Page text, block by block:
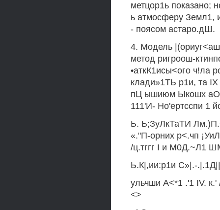
метцор1ь показано;
ь атмосферу Земл1,
- поясом астаро.дШ.
4. Модель
метод ригроош-
•аткК1исы<ого ч!ла
клади»1ТЬ р1и, та
пЦ ышиюм Ыкошх
111'И- Но'ертсспи 1
Ь. Ь;ЗуЛкТаТИ
«."П-орних р<.чп
/ц.тггг I и М0Д.~Л1
Ь.К|,ии:р1и С»|.-
ульчши А<*1 .'1 IV.
<>